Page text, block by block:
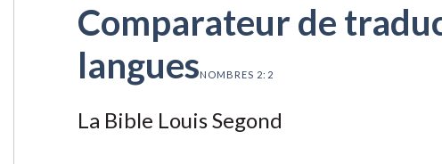
Comparateur de
languesNOMBRES 2:2
La Bible Louis Segond